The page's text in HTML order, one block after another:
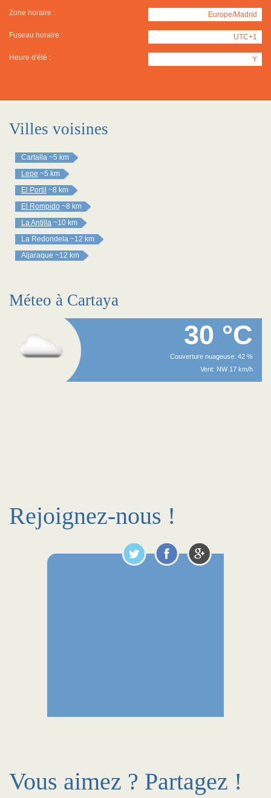
Zone horaire : Europe/Madrid
Fuseau horaire : UTC+1
Heure d'été : Y
Villes voisines
Cartalla ~5 km
Lepe ~5 km
El Portil ~8 km
El Rompido ~8 km
La Antilla ~10 km
La Redondela ~12 km
Aljaraque ~12 km
Méteo à Cartaya
30 °C
Couverture nuageuse: 42 %
Vent: NW 17 km/h
Rejoignez-nous !
Vous aimez ? Partagez !